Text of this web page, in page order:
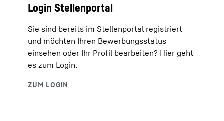
Login Stellenportal
Sie sind bereits im Stellenportal registriert
und möchten Ihren Bewerbungsstatus
einsehen oder Ihr Profil bearbeiten? Hier geht
es zum Login.